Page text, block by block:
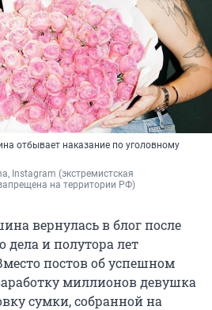
отбывает наказание по уголовному
Instagram (экстремистская
на территории РФ)
вернулась в блог после
дела и полутора лет
постов об успешном
миллионов девушка
сумки, собранной на